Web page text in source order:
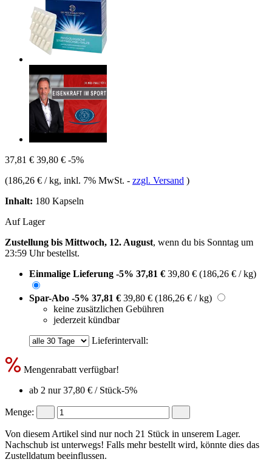
37,81 € 39,80 € -5%
(186,26 € / kg, inkl. 7% MwSt. - zzgl. Versand )
Inhalt: 180 Kapseln
Auf Lager
Zustellung bis Mittwoch, 12. August, wenn du bis Sonntag um
23:59 Uhrbestellst.
Einmalige Lieferung -5% 37,81 € 39,80 € (186,26 € / kg)
Spar-Abo -5% 37,81 € 39,80 € (186,26 € / kg)
keine zusätzlichen Gebühren
jederzeit kündbar
Lieferintervall:
Mengenrabatt verfügbar!
ab 2 nur37,80 € / Stück-5%
Menge:
Von diesem Artikel sind nur noch 21 Stück in unserem Lager.
Nachschub ist unterwegs! Falls mehr bestellt wird, könnte dies das
Zustelldatum beeinflussen.